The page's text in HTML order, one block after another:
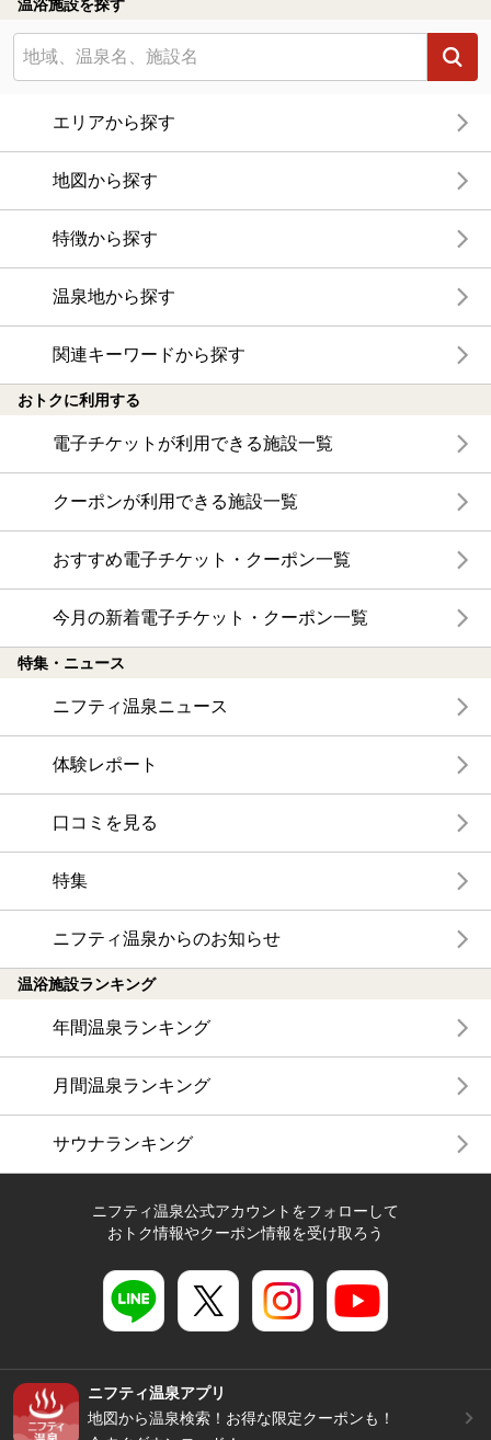
温浴施設を探す
エリアから探す
地図から探す
特徴から探す
温泉地から探す
関連キーワードから探す
おトクに利用する
電子チケットが利用できる施設一覧
クーポンが利用できる施設一覧
おすすめ電子チケット・クーポン一覧
今月の新着電子チケット・クーポン一覧
特集・ニュース
ニフティ温泉ニュース
体験レポート
口コミを見る
特集
ニフティ温泉からのお知らせ
温浴施設ランキング
年間温泉ランキング
月間温泉ランキング
サウナランキング
ニフティ温泉公式アカウントをフォローして
おトク情報やクーポン情報を受け取ろう
ニフティ温泉アプリ
地図から温泉検索！お得な限定クーポンも！